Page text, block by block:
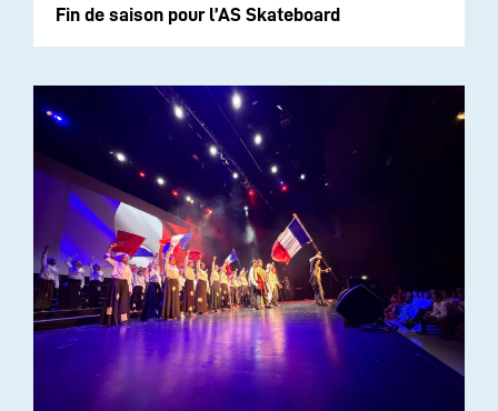
Fin de saison pour l’AS Skateboard